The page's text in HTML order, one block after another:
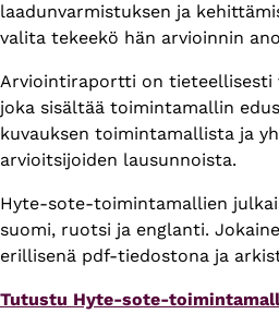
laadunvarmistuksen ja
valita tekeekö hän arvioinnin
Arviointiraportti on tieteellisesti
joka sisältää toimintamallin
kuvauksen toimintamallista ja
arvioitsijoiden lausunnoista.
Hyte-sote-toimintamallien
suomi, ruotsi ja englanti.
erillisenä pdf-tiedostona ja
Tutustu Hyte-sote-